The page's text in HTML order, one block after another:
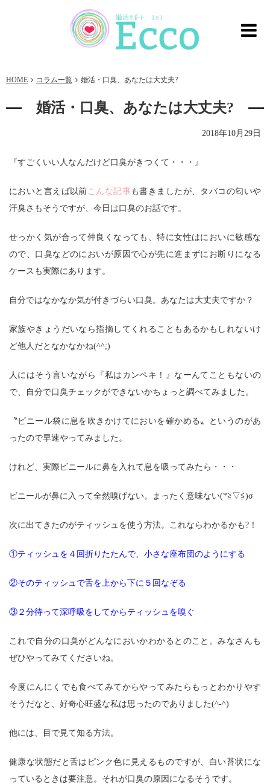
HOME コラム一覧 婚活・口臭、あなたは大丈夫?
婚活・口臭、あなたは大丈夫?
2018年10月29日
『すごくいい人なんだけど口臭がきつくて・・・』
においと言えば以前 こんな記事も書きましたが、タバコの匂いや
汗臭さもそうですが、今日は口臭のお話です。
せっかく気が合って仲良くなっても、特に女性はにおいに敏感な
ので、口臭などのにおいが原因で心が先に進まずにお断りになる
ケースも実際にあります。
自分ではなかなか気が付きづらい口臭。あなたは大丈夫ですか？
家族やきょうだいなら指摘してくれることもあるかもしれないけ
ど他人だとなかなかね(^^;)
人にはそう言いながら『私はカンペキ！』なーんてこともないの
で、自分で口臭チェックができないかちょっと調べてみました。
〝ビニール袋に息を吹きかけてにおいを確かめる〟というのがあ
ったので早速やってみました。
けれど、実際ビニールに鼻を入れて息を吸ってみたら・・・
ビニールが鼻に入って全然嗅げない。まったく意味ない(*≧▽≦)σ
次に出てきたのがティッシュを使う方法。これならわかるかも?！
①ティッシュを４回折りたたんで、小さな座布団のようにする
②そのティッシュで舌を上から下に５回なぞる
③２分待って深呼吸をしてからティッシュを嗅ぐ
これで自分の口臭がどんなにおいかわかるとのこと。みなさんも
ぜひやってみてくださいね。
今度にんにくでも食べてみてからやってみたらもっとわかりやす
そうだなと、好奇心旺盛な私は思ったのでありました(^-^)
他には、目で見て知る方法。
健康な状態だと舌はピンク色に見えるものですが、白い苔状にな
っているときは要注意。それが口臭の原因になるそうです。